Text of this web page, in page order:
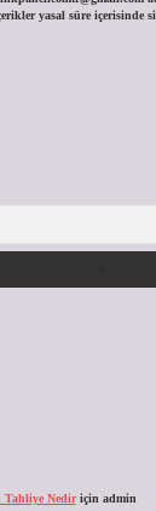
yasal süre içerisinde
Nediriçin admin